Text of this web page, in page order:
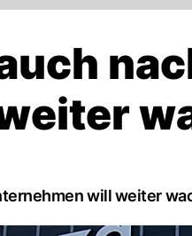
will weiter